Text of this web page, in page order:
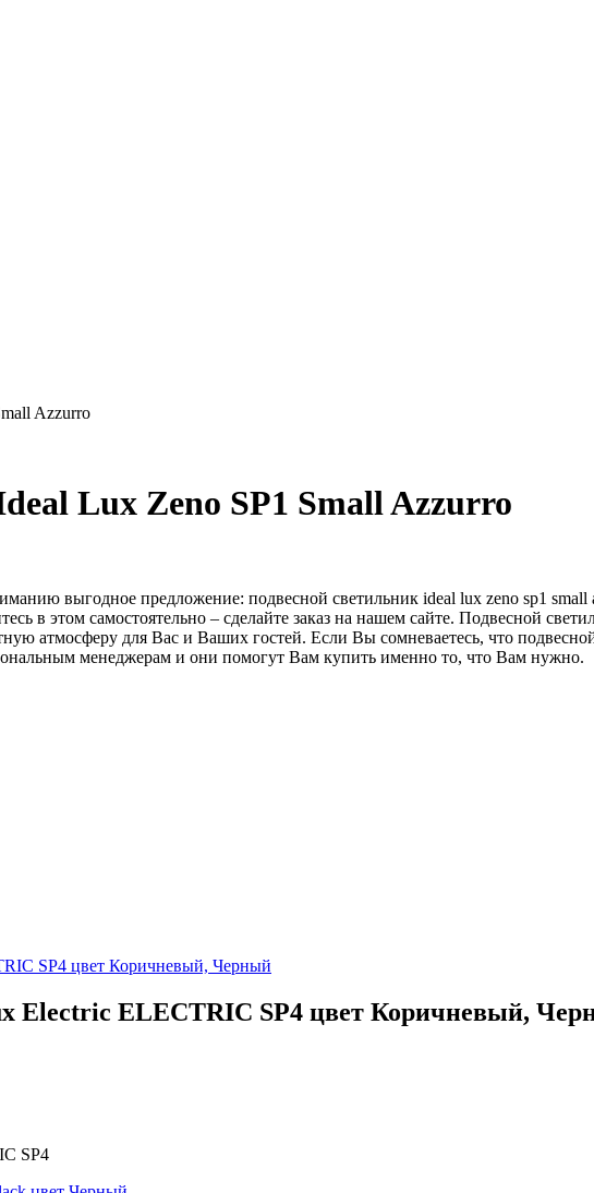
Azzurro
Lux Zeno SP1 Small Azzurro
выгодное предложение: подвесной светильник ideal lux zeno sp1
в этом самостоятельно – сделайте заказ на нашем сайте. Подвесной
атмосферу для Вас и Ваших гостей. Если Вы сомневаетесь, что
менеджерам и они помогут Вам купить именно то, что Вам нужно.
Electric ELECTRIC SP4 цвет Коричневый,
SP4